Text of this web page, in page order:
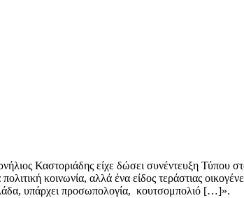
Καστοριάδης είχε δώσει συνέντευξη
κοινωνία, αλλά ένα είδος τεράστιας
υπάρχει προσωπολογία, κουτσομπολιό […]».